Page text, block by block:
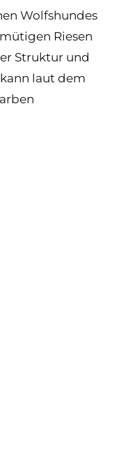
Wolfshundes
Riesen
Struktur und
laut dem